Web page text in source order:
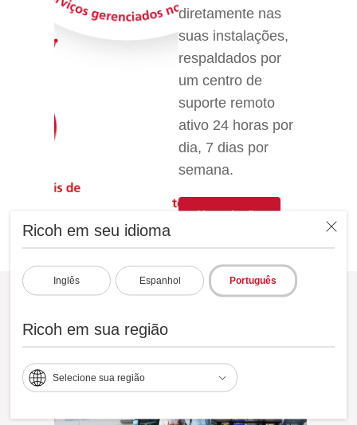
Ricoh em seu idioma
Inglês Espanhol Português
Ricoh em sua região
Selecione sua região
diretamente nas
suas instalações,
respaldados por
um centro de
suporte remoto
ativo 24 horas por
dia, 7 dias por
semana.
Ver solução
Por que Ricoh Printing Managed
Services?